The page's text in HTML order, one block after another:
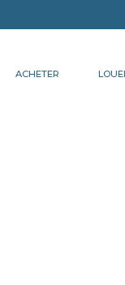
ACHETER